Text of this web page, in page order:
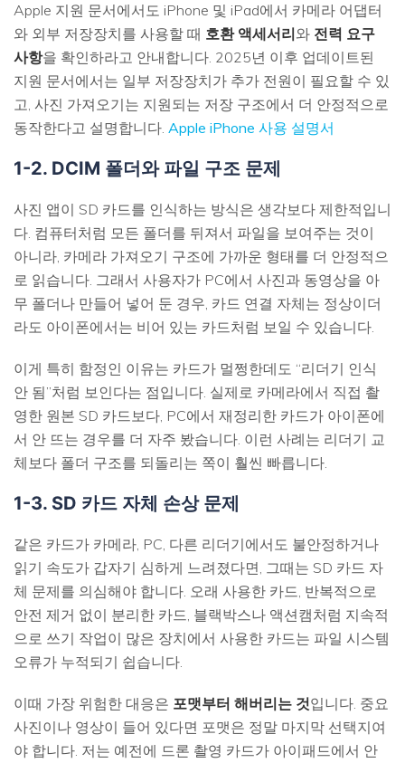
Apple 지원 문서에서도 iPhone 및 iPad에서 카메라 어댑터
와 외부 저장장치를 사용할 때 호환 액세서리와 전력 요구
사항을 확인하라고 안내합니다. 2025년 이후 업데이트된
지원 문서에서는 일부 저장장치가 추가 전원이 필요할 수 있
고, 사진 가져오기는 지원되는 저장 구조에서 더 안정적으로
동작한다고 설명합니다. Apple iPhone 사용 설명서
1-2. DCIM 폴더와 파일 구조 문제
사진 앱이 SD 카드를 인식하는 방식은 생각보다 제한적입니
다. 컴퓨터처럼 모든 폴더를 뒤져서 파일을 보여주는 것이
아니라, 카메라 가져오기 구조에 가까운 형태를 더 안정적으
로 읽습니다. 그래서 사용자가 PC에서 사진과 동영상을 아
무 폴더나 만들어 넣어 둔 경우, 카드 연결 자체는 정상이더
라도 아이폰에서는 비어 있는 카드처럼 보일 수 있습니다.
이게 특히 함정인 이유는 카드가 멀쩡한데도 “리더기 인식
안 됨”처럼 보인다는 점입니다. 실제로 카메라에서 직접 촬
영한 원본 SD 카드보다, PC에서 재정리한 카드가 아이폰에
서 안 뜨는 경우를 더 자주 봤습니다. 이런 사례는 리더기 교
체보다 폴더 구조를 되돌리는 쪽이 훨씬 빠릅니다.
1-3. SD 카드 자체 손상 문제
같은 카드가 카메라, PC, 다른 리더기에서도 불안정하거나
읽기 속도가 갑자기 심하게 느려졌다면, 그때는 SD 카드 자
체 문제를 의심해야 합니다. 오래 사용한 카드, 반복적으로
안전 제거 없이 분리한 카드, 블랙박스나 액션캠처럼 지속적
으로 쓰기 작업이 많은 장치에서 사용한 카드는 파일 시스템
오류가 누적되기 쉽습니다.
이때 가장 위험한 대응은 포맷부터 해버리는 것입니다. 중요
사진이나 영상이 들어 있다면 포맷은 정말 마지막 선택지여
야 합니다. 저는 예전에 드론 촬영 카드가 아이패드에서 안